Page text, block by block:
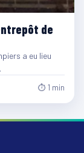
de
a eu lieu
⏱ 1 min